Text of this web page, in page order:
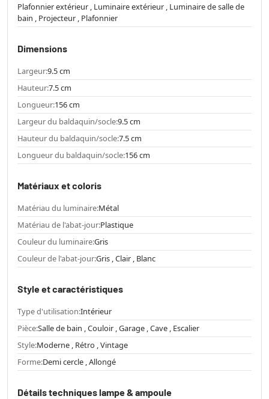
Plafonnier extérieur , Luminaire extérieur , Luminaire de salle de
bain , Projecteur , Plafonnier
Dimensions
Largeur:9.5 cm
Hauteur:7.5 cm
Longueur:156 cm
Largeur du baldaquin/socle:9.5 cm
Hauteur du baldaquin/socle:7.5 cm
Longueur du baldaquin/socle:156 cm
Matériaux et coloris
Matériau du luminaire:Métal
Matériau de l'abat-jour:Plastique
Couleur du luminaire:Gris
Couleur de l'abat-jour:Gris , Clair , Blanc
Style et caractéristiques
Type d'utilisation:Intérieur
Pièce:Salle de bain , Couloir , Garage , Cave , Escalier
Style:Moderne , Rétro , Vintage
Forme:Demi cercle , Allongé
Détails techniques lampe & ampoule